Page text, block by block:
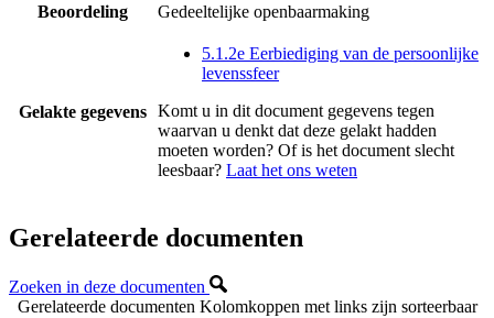
Beoordeling
Gedeeltelijke openbaarmaking
Gelakte gegevens
5.1.2e Eerbiediging van de persoonlijke
levenssfeer
Komt u in dit document gegevens tegen
waarvan u denkt dat deze gelakt hadden
moeten worden? Of is het document slecht
leesbaar? Laat het ons weten
Gerelateerde documenten
Zoeken in deze documenten
Gerelateerde documenten Kolomkoppen met links zijn sorteerbaar